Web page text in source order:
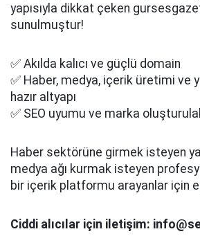
yapısıyla dikkat çeken
sunulmuştur!
✅ Akılda kalıcı ve güçlü domain
✅ Haber, medya, içerik üretimi ve
hazır altyapı
✅ SEO uyumu ve marka
Haber sektörüne girmek isteyen
medya ağı kurmak isteyen
bir içerik platformu arayanlar için
Ciddi alıcılar için iletişim: